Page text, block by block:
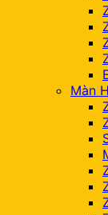
Màn